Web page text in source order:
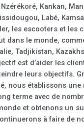
Kankan,
Labé,
les escooters et les
dans le monde,
Tadjikistan,
est d’aider les
leurs objectifs.
nous établissons une
terme avec de
et obtenons un
à faire de